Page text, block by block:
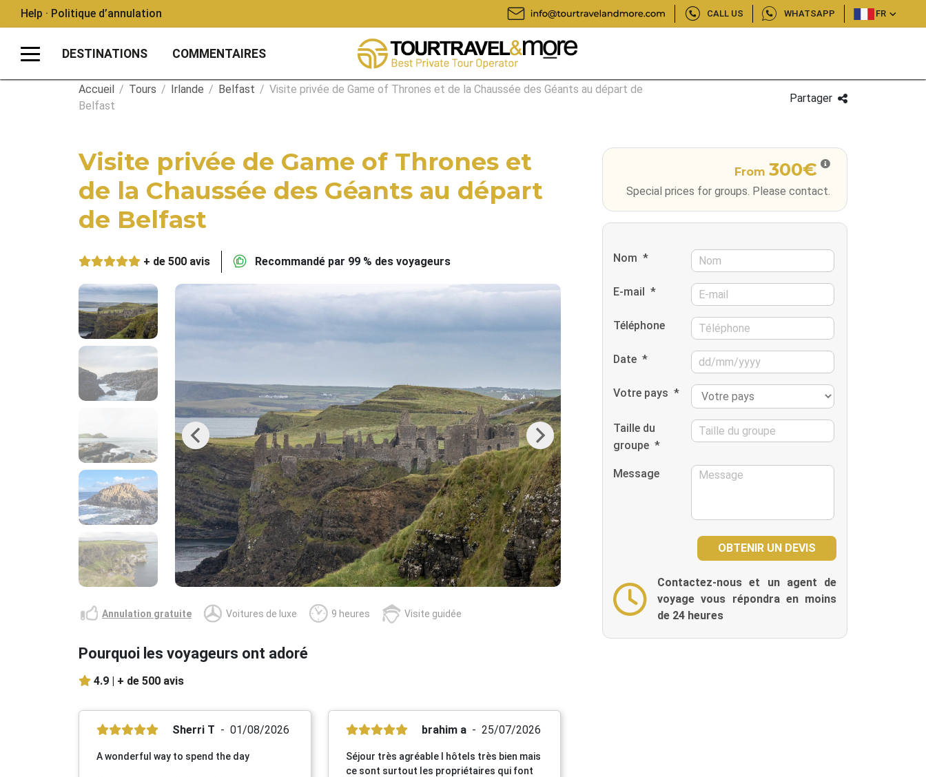
Help · Politique d’annulation CALL US WHATSAPP FR
DESTINATIONS COMMENTAIRES
Accueil / Tours / Irlande / Belfast / Visite privée de Game of Thrones et de la Chaussée des Géants au départ de
Belfast
Partager
Visite privée de Game of Thrones et
de la Chaussée des Géants au départ
de Belfast
+ de 500 avis Recommandé par 99 % des voyageurs
Previous Next
Annulation gratuite Voitures de luxe 9 heures Visite guidée
Pourquoi les voyageurs ont adoré
4.9 | + de 500 avis
Sherri T 01/08/2026
A wonderful way to spend the day
brahim a 25/07/2026
Séjour très agréable l hôtels très bien mais
ce sont surtout les propriétaires qui font
From 300€
Special prices for groups. Please contact.
Nom *
E-mail *
Téléphone
Date *
Votre pays *
Taille du
groupe *
Message
Contactez-nous et un agent de
voyage vous répondra en moins
de 24 heures